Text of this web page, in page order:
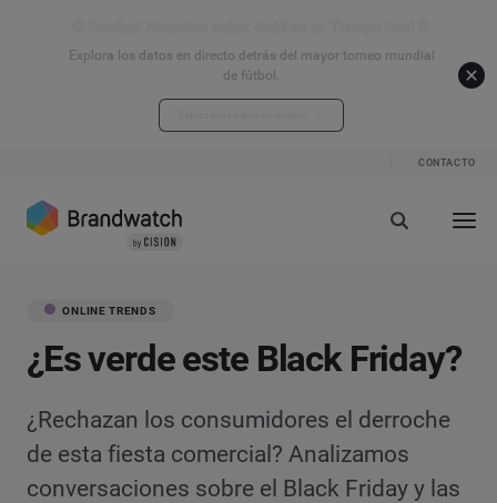
Explora los datos en directo detrás del mayor torneo mundial
de fútbol.
CONTACTO
ONLINE TRENDS
¿Es verde este Black Friday?
¿Rechazan los consumidores el derroche
de esta fiesta comercial? Analizamos
conversaciones sobre el Black Friday y las